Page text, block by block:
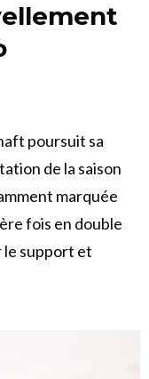
poursuit sa
de la saison
marquée
fois en double
le support et